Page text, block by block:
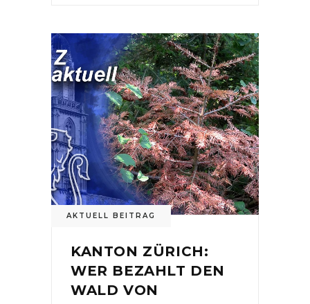
AKTUELL BEITRAG
KANTON ZÜRICH:
WER BEZAHLT DEN
WALD VON